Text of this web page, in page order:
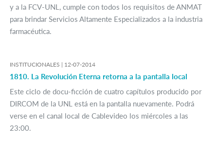
y a la FCV-UNL, cumple con todos los requisitos de ANMAT
para brindar Servicios Altamente Especializados a la industria
farmacéutica.
INSTITUCIONALES | 12-07-2014
1810. La Revolución Eterna retorna a la pantalla local
Este ciclo de docu-ficción de cuatro capítulos producido por
DIRCOM de la UNL está en la pantalla nuevamente. Podrá
verse en el canal local de Cablevideo los miércoles a las
23:00.